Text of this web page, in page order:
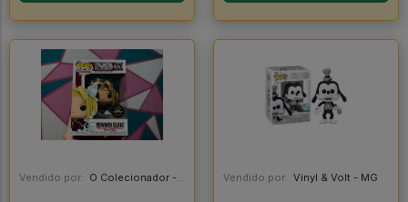
Vendido por: O Colecionador - SP Vendido por: Vinyl & Volt - MG